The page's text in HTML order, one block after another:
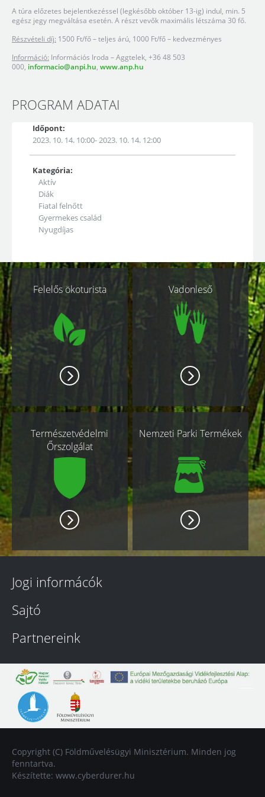
A túra előzetes bejelentkezéssel (legkésőbb október 13-ig) indul, min. 5
egész jegy megváltása esetén. A részt vevők maximális létszáma 30 fő.
Részvételi díj: 1500 Ft/fő – teljes árú, 1000 Ft/fő – kedvezményes
Információ: Információs Iroda – Aggtelek, +36 48 503
000, informacio@anpi.hu, www.anp.hu
PROGRAM ADATAI
Időpont:
2023. 10. 14. 10:00- 2023. 10. 14. 12:00
Kategória:
Aktív
Diák
Fiatal felnőtt
Gyermekes család
Nyugdíjas
Kapcsolódó
oldalakFelelős ökoturista Vadonleső
Természetvédelmi
Őrszolgálat
Nemzeti Parki Termékek
Jogi informácók
Sajtó
Partnereink
Copyright (C) Földművelésügyi Minisztérium. Minden jog
fenntartva.
Készítette: www.cyberdurer.hu